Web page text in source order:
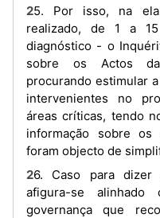
25. Por isso, na elaboração deste Projecto, foi
realizado, de 1 a
diagnóstico - o
sobre os Actos
procurando estimular
intervenientes no
áreas críticas, tendo
informação sobre
foram objecto de
26. Caso para dizer que o projecto SIMPLIFICA
afigura-se
governança que